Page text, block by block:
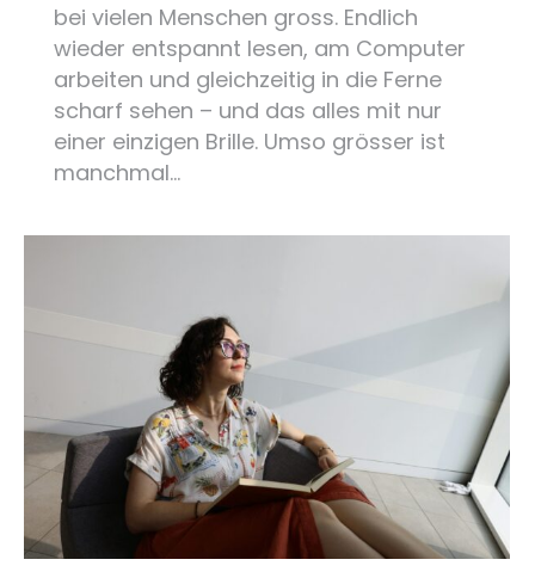
bei vielen Menschen gross. Endlich
wieder entspannt lesen, am Computer
arbeiten und gleichzeitig in die Ferne
scharf sehen – und das alles mit nur
einer einzigen Brille. Umso grösser ist
manchmal…